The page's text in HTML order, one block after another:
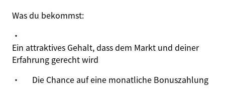
Was du bekommst:
·
Ein attraktives Gehalt, dass dem Markt und deiner
Erfahrung gerecht wird
·
Die Chance auf eine monatliche Bonuszahlung